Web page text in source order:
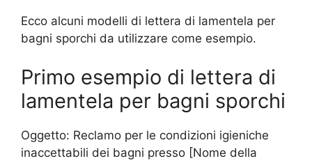
Ecco alcuni modelli di lettera di lamentela per
bagni sporchi da utilizzare come esempio.
Primo esempio di lettera di
lamentela per bagni sporchi
Oggetto: Reclamo per le condizioni igieniche
inaccettabili dei bagni presso [Nome della